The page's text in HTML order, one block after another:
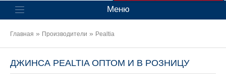
Меню
Главная » Производители » Pealtia
ДЖИНСА PEALTIA ОПТОМ И В РОЗНИЦУ